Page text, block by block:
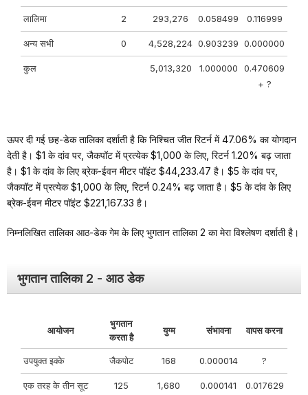
लालिमा 2 293,276 0.058499 0.116999
अन्य सभी 0 4,528,224 0.903239 0.000000
कुल 5,013,320 1.000000
0.470609
+ ?
ऊपर दी गई छह-डेक तालिका दर्शाती है कि निश्चित जीत रिटर्न में 47.06% का योगदान
देती है। $1 के दांव पर, जैकपॉट में प्रत्येक $1,000 के लिए, रिटर्न 1.20% बढ़ जाता
है। $1 के दांव के लिए ब्रेक-ईवन मीटर पॉइंट $44,233.47 है। $5 के दांव पर,
जैकपॉट में प्रत्येक $1,000 के लिए, रिटर्न 0.24% बढ़ जाता है। $5 के दांव के लिए
ब्रेक-ईवन मीटर पॉइंट $221,167.33 है।
निम्नलिखित तालिका आठ-डेक गेम के लिए भुगतान तालिका 2 का मेरा विश्लेषण दर्शाती है।
भुगतान तालिका 2 - आठ डेक
आयोजन
भुगतान
करता है
युग्म संभावना वापस करना
उपयुक्त इक्के जैकपोट 168 0.000014 ?
एक तरह के तीन सूट
125 1,680 0.000141 0.017629